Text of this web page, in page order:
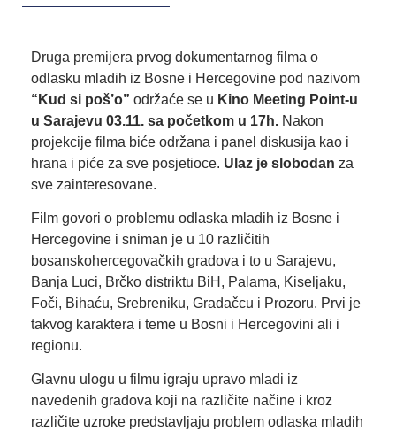
Druga premijera prvog dokumentarnog filma o
odlasku mladih iz Bosne i Hercegovine pod nazivom
“Kud si poš’o” održaće se u Kino Meeting Point-u
u Sarajevu 03.11. sa početkom u 17h. Nakon
projekcije filma biće održana i panel diskusija kao i
hrana i piće za sve posjetioce. Ulaz je slobodan za
sve zainteresovane.
Film govori o problemu odlaska mladih iz Bosne i
Hercegovine i sniman je u 10 različitih
bosanskohercegovačkih gradova i to u Sarajevu,
Banja Luci, Brčko distriktu BiH, Palama, Kiseljaku,
Foči, Bihaću, Srebreniku, Gradačcu i Prozoru. Prvi je
takvog karaktera i teme u Bosni i Hercegovini ali i
regionu.
Glavnu ulogu u filmu igraju upravo mladi iz
navedenih gradova koji na različite načine i kroz
različite uzroke predstavljaju problem odlaska mladih